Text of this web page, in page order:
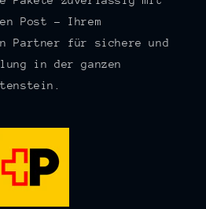
Post – Ihrem
Partner für sichere und
in der ganzen